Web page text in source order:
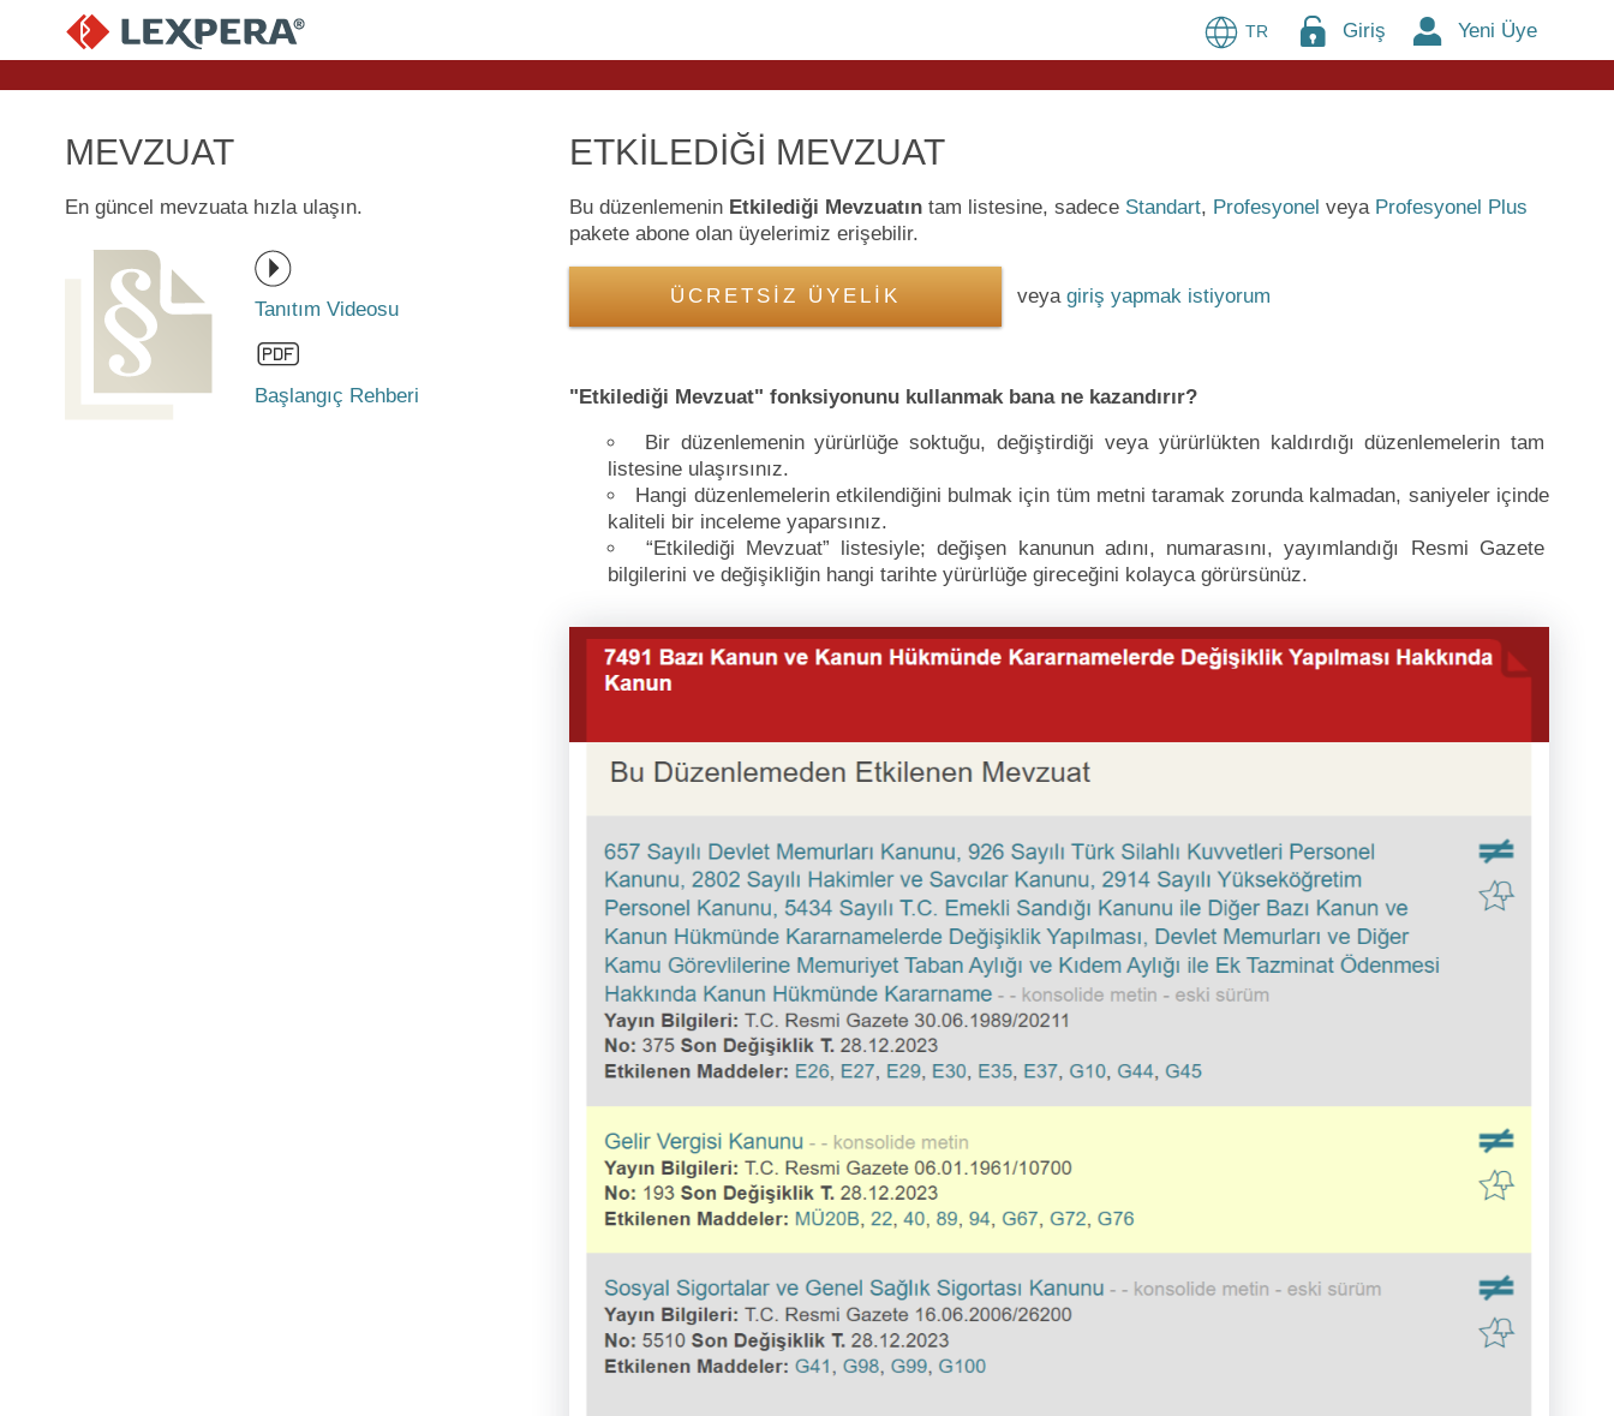
TR Giriş Yeni Üye
MEVZUAT
En güncel mevzuata hızla ulaşın.
Tanıtım Videosu
Başlangıç Rehberi
ETKİLEDİĞİ MEVZUAT
Bu düzenlemenin Etkilediği Mevzuatın tam listesine, sadece Standart, Profesyonel veya Profesyonel Plus
pakete abone olan üyelerimiz erişebilir.
ÜCRETSİZ ÜYELİK veya giriş yapmak istiyorum
"Etkilediği Mevzuat" fonksiyonunu kullanmak bana ne kazandırır?
Bir düzenlemenin yürürlüğe soktuğu, değiştirdiği veya yürürlükten kaldırdığı düzenlemelerin tam
listesine ulaşırsınız.
Hangi düzenlemelerin etkilendiğini bulmak için tüm metni taramak zorunda kalmadan, saniyeler içinde
kaliteli bir inceleme yaparsınız.
“Etkilediği Mevzuat” listesiyle; değişen kanunun adını, numarasını, yayımlandığı Resmi Gazete
bilgilerini ve değişikliğin hangi tarihte yürürlüğe gireceğini kolayca görürsünüz.